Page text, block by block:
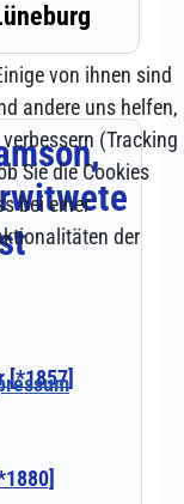
von ihnen sind
andere uns helfen,
(Tracking
Sie die Cookies
bei einer
der